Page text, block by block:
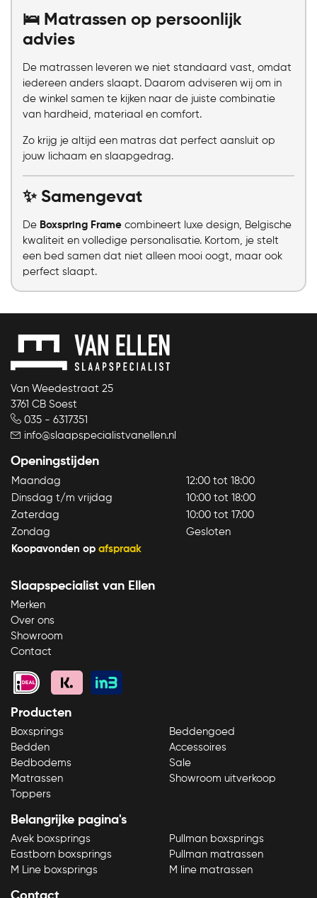
🛌 Matrassen op persoonlijk
advies
De matrassen leveren we niet standaard vast, omdat
iedereen anders slaapt. Daarom adviseren wij om in
de winkel samen te kijken naar de juiste combinatie
van hardheid, materiaal en comfort.
Zo krijg je altijd een matras dat perfect aansluit op
jouw lichaam en slaapgedrag.
✨ Samengevat
De Boxspring Frame combineert luxe design, Belgische
kwaliteit en volledige personalisatie. Kortom, je stelt
een bed samen dat niet alleen mooi oogt, maar ook
perfect slaapt.
Van Weedestraat 25
3761 CB Soest
035 - 6317351
info@slaapspecialistvanellen.nl
Openingstijden
Maandag
12:00 tot 18:00
Dinsdag t/m vrijdag
10:00 tot 18:00
Zaterdag
10:00 tot 17:00
Zondag
Gesloten
Koopavonden op afspraak
Slaapspecialist van Ellen
Merken
Over ons
Showroom
Contact
Producten
Boxsprings
Bedden
Bedbodems
Matrassen
Toppers
Beddengoed
Accessoires
Sale
Showroom uitverkoop
Belangrijke pagina's
Avek boxsprings
Eastborn boxsprings
M Line boxsprings
Pullman boxsprings
Pullman matrassen
M line matrassen